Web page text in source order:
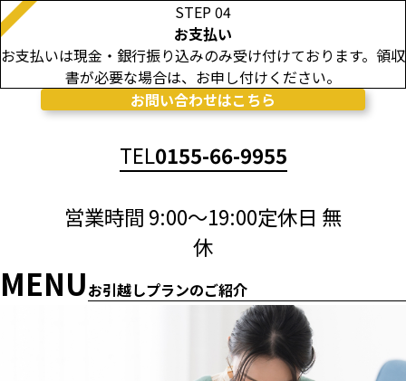
STEP 04
お支払い
お支払いは現金・銀行振り込みのみ受け付けております。領収
書が必要な場合は、お申し付けください。
お問い合わせはこちら
TEL0155-66-9955
営業時間 9:00～19:00定休日 無
休
MENUお引越しプランのご紹介